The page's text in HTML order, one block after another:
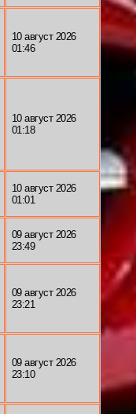
10 август 2026
01:46
10 август 2026
01:18
10 август 2026
01:01
09 август 2026
23:49
09 август 2026
23:21
09 август 2026
23:10